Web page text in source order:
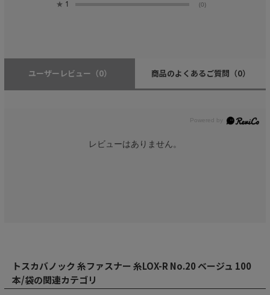
★ 1 (0)
ユーザーレビュー （0） 商品のよくあるご質問 （0）
レビューはありません。
トスカバノック 糸ファスナー 糸LOX-R No.20 ベージュ 100
本/袋の関連カテゴリ